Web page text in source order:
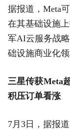
据报道，Meta
在其基础设施
军AI云服务战
础设施商业化
三星传获Meta
积压订单看涨
7月3日，据报